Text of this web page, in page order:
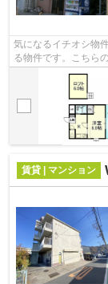
気になるイチオシ物
る物件です。こちら
よく電車を利用する
賃貸 | マンション